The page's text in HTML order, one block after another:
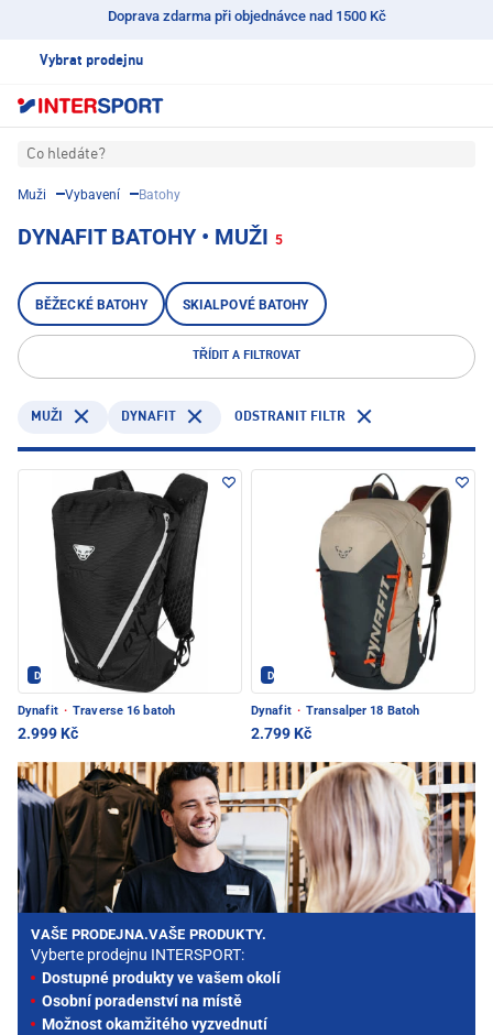
Doprava zdarma při objednávce nad 1500 Kč
Vybrat prodejnu
Co hledáte?
Muži Vybavení Batohy
DYNAFIT BATOHY • MUŽI 5
BĚŽECKÉ BATOHY SKIALPOVÉ BATOHY
TŘÍDIT A FILTROVAT
MUŽI DYNAFIT ODSTRANIT FILTR
Dynafit - PEC POD SNĚŽKOU
Dynafit · Traverse 16 batoh
2.999 Kč
Dynafit - PEC POD SNĚŽKOU
Dynafit · Transalper 18 Batoh
2.799 Kč
VAŠE PRODEJNA.VAŠE PRODUKTY.
Vyberte prodejnu INTERSPORT:
Dostupné produkty ve vašem okolí
Osobní poradenství na místě
Možnost okamžitého vyzvednutí